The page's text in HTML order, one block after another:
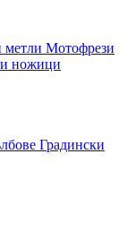
метли Мотофрези
ножици
Градински